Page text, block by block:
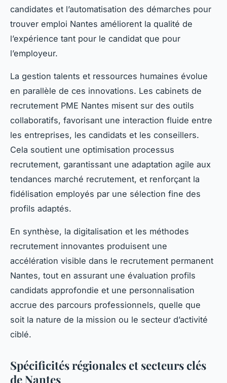
candidates et l’automatisation des démarches pour
trouver emploi Nantes améliorent la qualité de
l’expérience tant pour le candidat que pour
l’employeur.
La gestion talents et ressources humaines évolue
en parallèle de ces innovations. Les cabinets de
recrutement PME Nantes misent sur des outils
collaboratifs, favorisant une interaction fluide entre
les entreprises, les candidats et les conseillers.
Cela soutient une optimisation processus
recrutement, garantissant une adaptation agile aux
tendances marché recrutement, et renforçant la
fidélisation employés par une sélection fine des
profils adaptés.
En synthèse, la digitalisation et les méthodes
recrutement innovantes produisent une
accélération visible dans le recrutement permanent
Nantes, tout en assurant une évaluation profils
candidats approfondie et une personnalisation
accrue des parcours professionnels, quelle que
soit la nature de la mission ou le secteur d’activité
ciblé.
Spécificités régionales et secteurs clés
de Nantes